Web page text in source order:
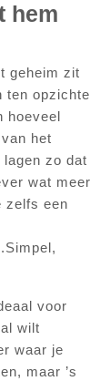
hem
geheim zit
ten opzichte
het
zo dat
wat meer
zelfs een
voor
wilt
waar je
maar ’s